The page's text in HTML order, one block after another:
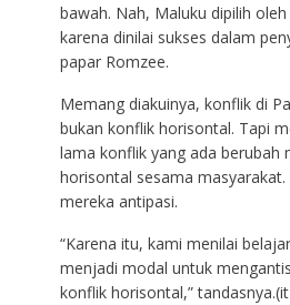
bawah. Nah, Maluku dipilih
karena dinilai sukses dalam
papar Romzee.
Memang diakuinya, konflik di
bukan konflik horisontal. Tapi
lama konflik yang ada berubah
horisontal sesama masyarakat.
mereka antipasi.
“Karena itu, kami menilai
menjadi modal untuk
konflik horisontal,”